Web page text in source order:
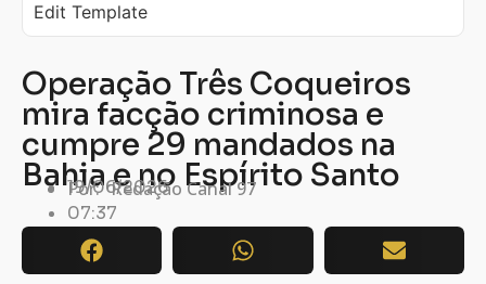
Edit Template
Operação Três Coqueiros
mira facção criminosa e
cumpre 29 mandados na
Bahia e no Espírito Santo
Por: Redação Canal 97
19/06/2026
07:37